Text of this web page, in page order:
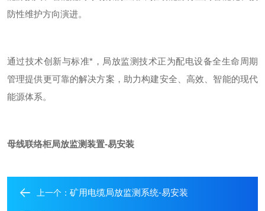
防性维护方向演进。
通过技术创新与标准*，局放监测技术正为配电设备全生命周期
管理提供更可靠的解决方案，助力构建安全、高效、智能的现代
能源体系。
母线联络柜局放监测装置-易安装
上一个： 矿用电缆局放监测系统-易安装